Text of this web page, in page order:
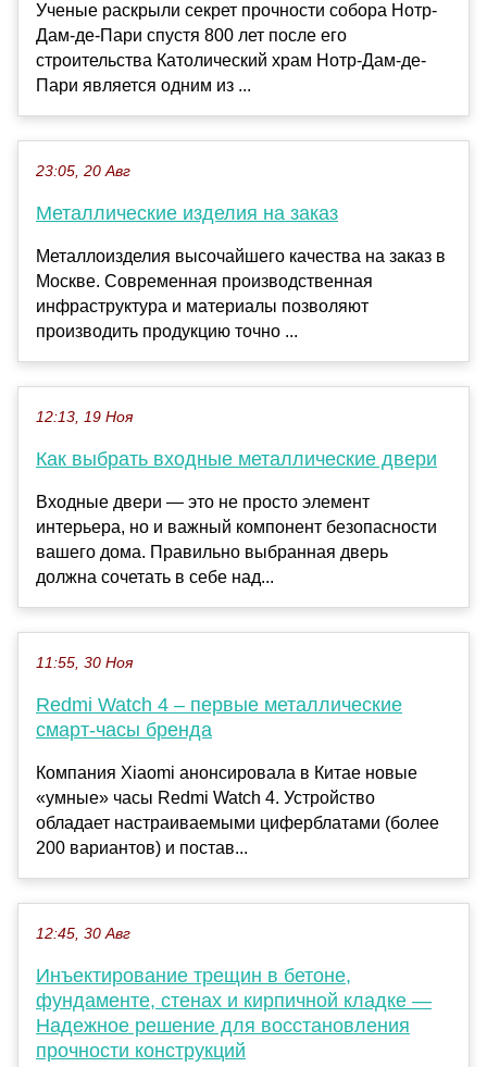
Ученые раскрыли секрет прочности собора Нотр-
Дам-де-Пари спустя 800 лет после его
строительства Католический храм Нотр-Дам-де-
Пари является одним из ...
23:05, 20 Авг
Металлические изделия на заказ
Металлоизделия высочайшего качества на заказ в
Москве. Современная производственная
инфраструктура и материалы позволяют
производить продукцию точно ...
12:13, 19 Ноя
Как выбрать входные металлические двери
Входные двери — это не просто элемент
интерьера, но и важный компонент безопасности
вашего дома. Правильно выбранная дверь
должна сочетать в себе над...
11:55, 30 Ноя
Redmi Watch 4 – первые металлические
смарт-часы бренда
Компания Xiaomi анонсировала в Китае новые
«умные» часы Redmi Watch 4. Устройство
обладает настраиваемыми циферблатами (более
200 вариантов) и постав...
12:45, 30 Авг
Инъектирование трещин в бетоне,
фундаменте, стенах и кирпичной кладке —
Надежное решение для восстановления
прочности конструкций